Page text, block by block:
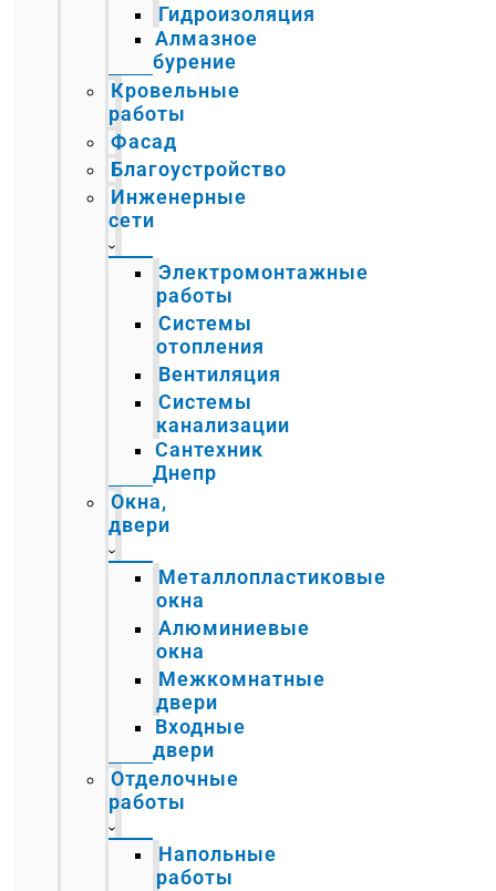
Гидроизоляция
Алмазное
бурение
Кровельные
работы
Фасад
Благоустройство
Инженерные
сети
Электромонтажные
работы
Системы
отопления
Вентиляция
Системы
канализации
Сантехник
Днепр
Окна,
двери
Металлопластиковые
окна
Алюминиевые
окна
Межкомнатные
двери
Входные
двери
Отделочные
работы
Напольные
работы